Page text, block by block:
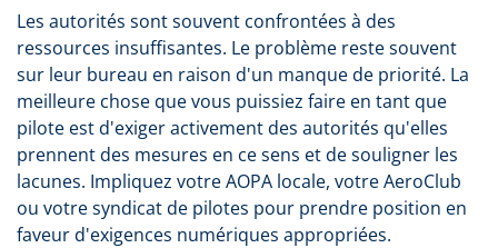
Les autorités sont souvent confrontées à des
ressources insuffisantes. Le problème reste souvent
sur leur bureau en raison d'un manque de priorité. La
meilleure chose que vous puissiez faire en tant que
pilote est d'exiger activement des autorités qu'elles
prennent des mesures en ce sens et de souligner les
lacunes. Impliquez votre AOPA locale, votre AeroClub
ou votre syndicat de pilotes pour prendre position en
faveur d'exigences numériques appropriées.